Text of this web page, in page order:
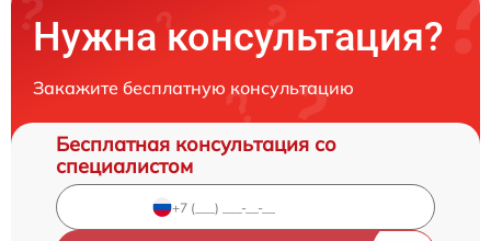
Нужна консультация?
Закажите бесплатную консультацию
Бесплатная консультация со
специалистом